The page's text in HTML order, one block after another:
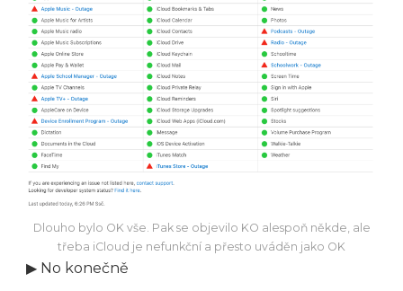
Dlouho bylo OK vše. Pak se objevilo KO alespoň někde, ale
třeba iCloud je nefunkční a přesto uváděn jako OK
▶ No konečně